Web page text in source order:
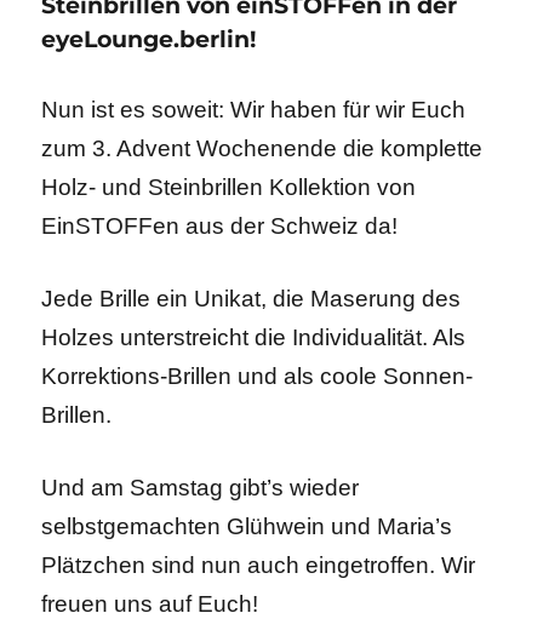
Steinbrillen von einSTOFFen in der
eyeLounge.berlin!
Nun ist es soweit: Wir haben für wir Euch
zum 3. Advent Wochenende die komplette
Holz- und Steinbrillen Kollektion von
EinSTOFFen aus der Schweiz da!
Jede Brille ein Unikat, die Maserung des
Holzes unterstreicht die Individualität. Als
Korrektions-Brillen und als coole Sonnen-
Brillen.
Und am Samstag gibt’s wieder
selbstgemachten Glühwein und Maria’s
Plätzchen sind nun auch eingetroffen. Wir
freuen uns auf Euch!